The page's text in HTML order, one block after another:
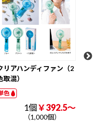
取っ手付きタンブラー1．
2L（印刷タイプ）
単色
1個￥1225.0～
（1,000個）